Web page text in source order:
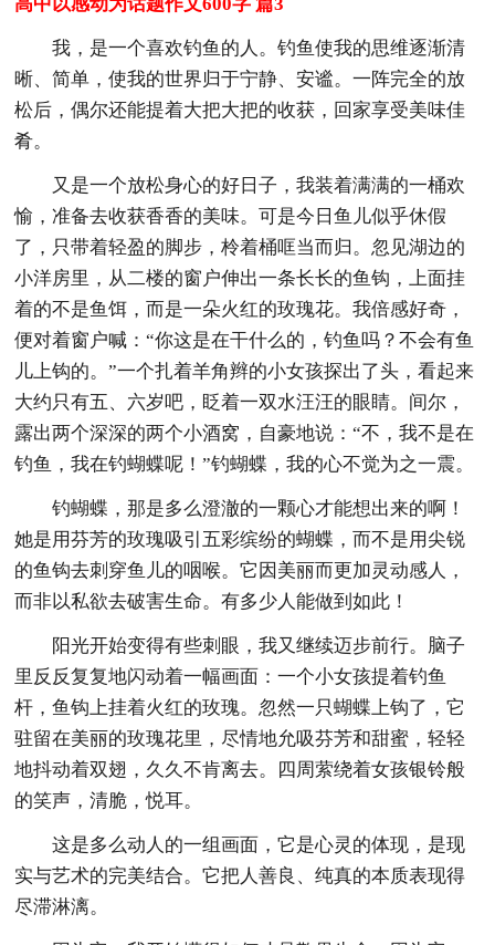
我，是一个喜欢钓鱼的人。钓鱼使我的思维逐渐清
晰、简单，使我的世界归于宁静、安谧。一阵完全的放
松后，偶尔还能提着大把大把的收获，回家享受美味佳
肴。
又是一个放松身心的好日子，我装着满满的一桶欢
愉，准备去收获香香的美味。可是今日鱼儿似乎休假
了，只带着轻盈的脚步，柃着桶哐当而归。忽见湖边的
小洋房里，从二楼的窗户伸出一条长长的鱼钩，上面挂
着的不是鱼饵，而是一朵火红的玫瑰花。我倍感好奇，
便对着窗户喊：“你这是在干什么的，钓鱼吗？不会有鱼
儿上钩的。”一个扎着羊角辫的小女孩探出了头，看起来
大约只有五、六岁吧，眨着一双水汪汪的眼睛。间尔，
露出两个深深的两个小酒窝，自豪地说：“不，我不是在
钓鱼，我在钓蝴蝶呢！”钓蝴蝶，我的心不觉为之一震。
钓蝴蝶，那是多么澄澈的一颗心才能想出来的啊！
她是用芬芳的玫瑰吸引五彩缤纷的蝴蝶，而不是用尖锐
的鱼钩去刺穿鱼儿的咽喉。它因美丽而更加灵动感人，
而非以私欲去破害生命。有多少人能做到如此！
阳光开始变得有些刺眼，我又继续迈步前行。脑子
里反反复复地闪动着一幅画面：一个小女孩提着钓鱼
杆，鱼钩上挂着火红的玫瑰。忽然一只蝴蝶上钩了，它
驻留在美丽的玫瑰花里，尽情地允吸芬芳和甜蜜，轻轻
地抖动着双翅，久久不肯离去。四周萦绕着女孩银铃般
的笑声，清脆，悦耳。
这是多么动人的一组画面，它是心灵的体现，是现
实与艺术的完美结合。它把人善良、纯真的本质表现得
尽滞淋漓。